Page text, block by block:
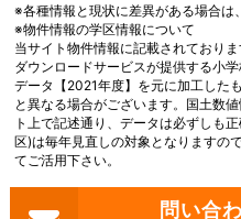
※各種情報と現状に差異がある場合は
※物件情報の学区情報について
当サイト物件情報に記載されており
ダウンロードサービスが提供する小
データ【2021年度】を元に加工した
と異なる場合がございます。国土数
ト上で記述通り、データは必ずしも
区)は毎年見直しの対象となりますの
てご活用下さい。